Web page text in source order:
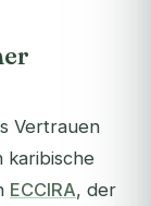
Vertrauen
karibische
ECCIRA, der